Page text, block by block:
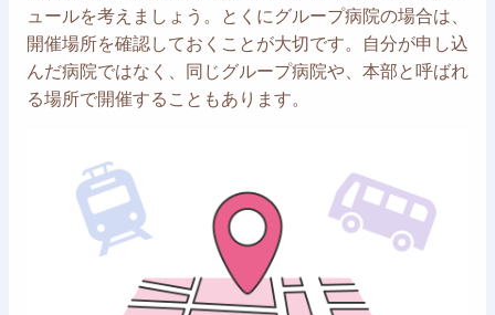
ュールを考えましょう。とくにグループ病院の場合は、
開催場所を確認しておくことが大切です。自分が申し込
んだ病院ではなく、同じグループ病院や、本部と呼ばれ
る場所で開催することもあります。